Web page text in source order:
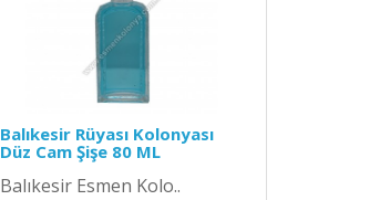
Balıkesir Rüyası Kolonyası
Düz Cam Şişe 80 ML
Balıkesir Esmen Kolo..